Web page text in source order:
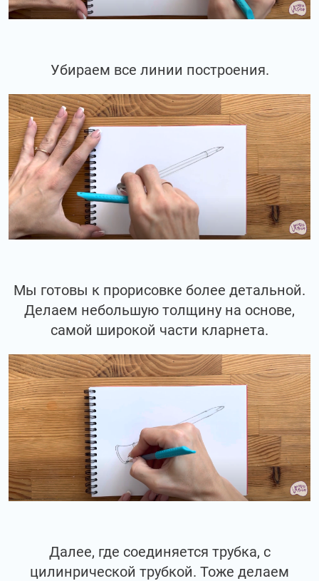
Убираем все линии построения.
Мы готовы к прорисовке более детальной.
Делаем небольшую толщину на основе,
самой широкой части кларнета.
Далее, где соединяется трубка, с
цилинрической трубкой. Тоже делаем